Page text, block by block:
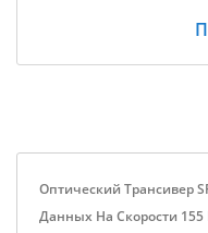
Оптический Трансивер
Данных На Скорости